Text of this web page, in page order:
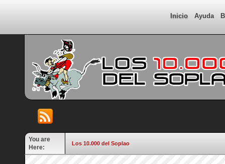
Inicio Ayuda
You are
Here:
Los 10.000 del Soplao